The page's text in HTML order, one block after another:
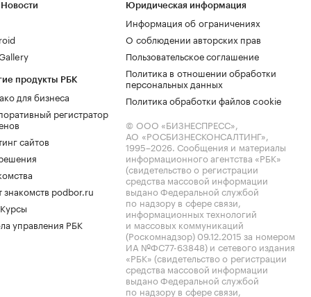
продукты РБК
для бизнеса
регистратор
сайтов
знакомств podbor.ru
управления РБК
Юридическая информация
Информация об ограничениях
О соблюдении авторских прав
Пользовательское соглашение
Политика в отношении обработки
персональных данных
Политика обработки файлов cookie
© ООО «БИЗНЕСПРЕСС»,
АО «РОСБИЗНЕСКОНСАЛТИНГ»,
1995–2026. Сообщения и материалы
информационного агентства «РБК»
(свидетельство о регистрации
средства массовой информации
выдано Федеральной службой
по надзору в сфере связи,
информационных технологий
и массовых коммуникаций
(Роскомнадзор) 09.12.2015 за номером
ИА №ФС77-63848) и сетевого издания
«РБК» (свидетельство о регистрации
средства массовой информации
выдано Федеральной службой
по надзору в сфере связи,